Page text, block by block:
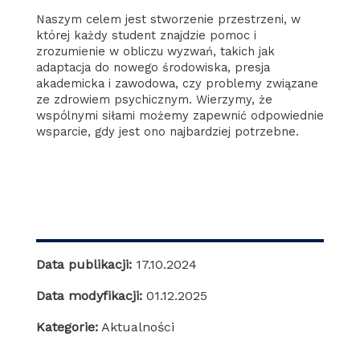
Naszym celem jest stworzenie przestrzeni, w
której każdy student znajdzie pomoc i
zrozumienie w obliczu wyzwań, takich jak
adaptacja do nowego środowiska, presja
akademicka i zawodowa, czy problemy związane
ze zdrowiem psychicznym. Wierzymy, że
wspólnymi siłami możemy zapewnić odpowiednie
wsparcie, gdy jest ono najbardziej potrzebne.
Data publikacji: 17.10.2024
Data modyfikacji: 01.12.2025
Kategorie: Aktualności